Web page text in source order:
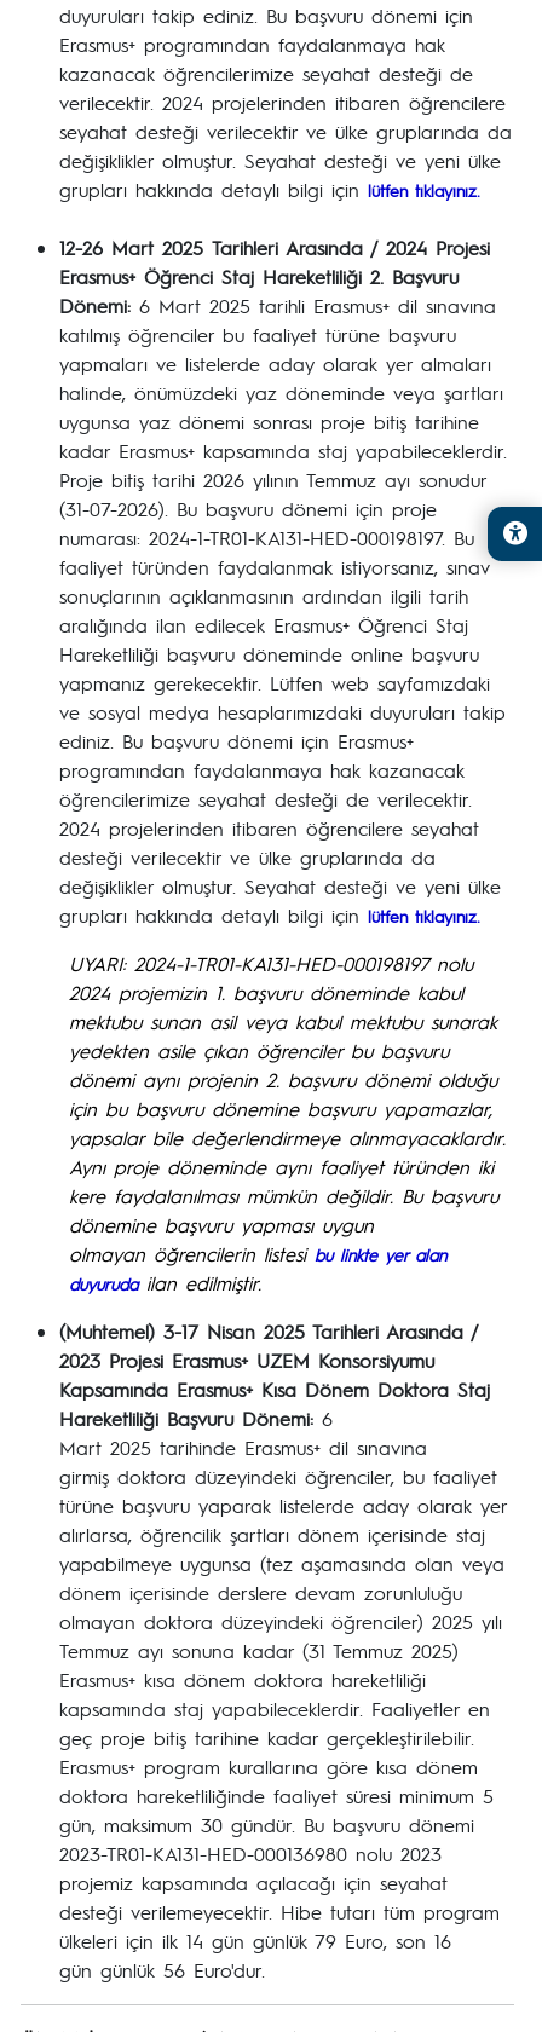
duyuruları takip ediniz. Bu başvuru dönemi için
Erasmus+ programından faydalanmaya hak
kazanacak öğrencilerimize seyahat desteği de
verilecektir. 2024 projelerinden itibaren öğrencilere
seyahat desteği verilecektir ve ülke gruplarında da
değişiklikler olmuştur. Seyahat desteği ve yeni ülke
grupları hakkında detaylı bilgi için lütfen tıklayınız.
12-26 Mart 2025 Tarihleri Arasında / 2024 Projesi
Erasmus+ Öğrenci Staj Hareketliliği 2. Başvuru
Dönemi: 6 Mart 2025 tarihli Erasmus+ dil sınavına
katılmış öğrenciler bu faaliyet türüne başvuru
yapmaları ve listelerde aday olarak yer almaları
halinde, önümüzdeki yaz döneminde veya şartları
uygunsa yaz dönemi sonrası proje bitiş tarihine
kadar Erasmus+ kapsamında staj yapabileceklerdir.
Proje bitiş tarihi 2026 yılının Temmuz ayı sonudur
(31-07-2026). Bu başvuru dönemi için proje
numarası: 2024-1-TR01-KA131-HED-000198197. Bu
faaliyet türünden faydalanmak istiyorsanız, sınav
sonuçlarının açıklanmasının ardından ilgili tarih
aralığında ilan edilecek Erasmus+ Öğrenci Staj
Hareketliliği başvuru döneminde online başvuru
yapmanız gerekecektir. Lütfen web sayfamızdaki
ve sosyal medya hesaplarımızdaki duyuruları takip
ediniz. Bu başvuru dönemi için Erasmus+
programından faydalanmaya hak kazanacak
öğrencilerimize seyahat desteği de verilecektir.
2024 projelerinden itibaren öğrencilere seyahat
desteği verilecektir ve ülke gruplarında da
değişiklikler olmuştur. Seyahat desteği ve yeni ülke
grupları hakkında detaylı bilgi için lütfen tıklayınız.
UYARI: 2024-1-TR01-KA131-HED-000198197 nolu
2024 projemizin 1. başvuru döneminde kabul
mektubu sunan asil veya kabul mektubu sunarak
yedekten asile çıkan öğrenciler bu başvuru
dönemi aynı projenin 2. başvuru dönemi olduğu
için bu başvuru dönemine başvuru yapamazlar,
yapsalar bile değerlendirmeye alınmayacaklardır.
Aynı proje döneminde aynı faaliyet türünden iki
kere faydalanılması mümkün değildir. Bu başvuru
dönemine başvuru yapması uygun
olmayan öğrencilerin listesi bu linkte yer alan
duyurudailan edilmiştir.
(Muhtemel) 3-17 Nisan 2025 Tarihleri Arasında /
2023 Projesi Erasmus+ UZEM Konsorsiyumu
Kapsamında Erasmus+ Kısa Dönem Doktora Staj
Hareketliliği Başvuru Dönemi: 6
Mart 2025 tarihinde Erasmus+ dil sınavına
girmiş doktora düzeyindeki öğrenciler, bu faaliyet
türüne başvuru yaparak listelerde aday olarak yer
alırlarsa, öğrencilik şartları dönem içerisinde staj
yapabilmeye uygunsa (tez aşamasında olan veya
dönem içerisinde derslere devam zorunluluğu
olmayan doktora düzeyindeki öğrenciler) 2025 yılı
Temmuz ayı sonuna kadar (31 Temmuz 2025)
Erasmus+ kısa dönem doktora hareketliliği
kapsamında staj yapabileceklerdir. Faaliyetler en
geç proje bitiş tarihine kadar gerçekleştirilebilir.
Erasmus+ program kurallarına göre kısa dönem
doktora hareketliliğinde faaliyet süresi minimum 5
gün, maksimum 30 gündür. Bu başvuru dönemi
2023-TR01-KA131-HED-000136980 nolu 2023
projemiz kapsamında açılacağı için seyahat
desteği verilemeyecektir. Hibe tutarı tüm program
ülkeleri için ilk 14 gün günlük 79 Euro, son 16
gün günlük 56 Euro'dur.